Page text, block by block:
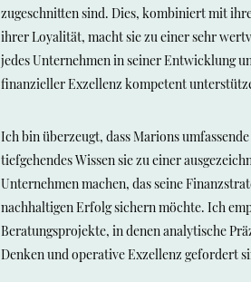
zugeschnitten sind. Dies, kombiniert mit
ihrer Loyalität, macht sie zu einer sehr
jedes Unternehmen in seiner Entwicklung
finanzieller Exzellenz kompetent
Ich bin überzeugt, dass Marions
tiefgehendes Wissen sie zu einer
Unternehmen machen, das seine
nachhaltigen Erfolg sichern möchte. Ich
Beratungsprojekte, in denen analytische
Denken und operative Exzellenz gefordert